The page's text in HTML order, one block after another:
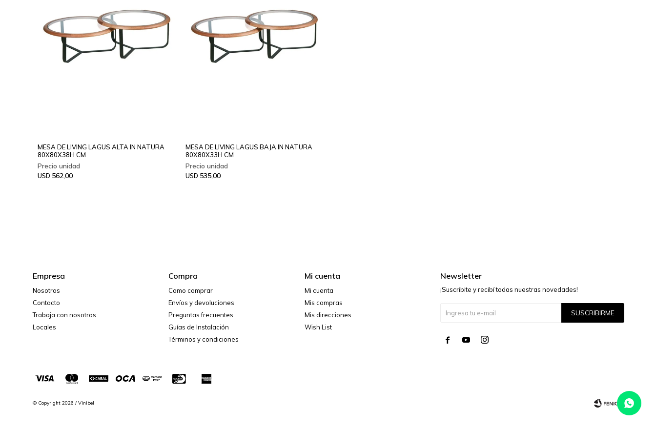
MESA DE LIVING LAGUS ALTA IN NATURA
80X80X38H CM
USD 562,00
MESA DE LIVING LAGUS BAJA IN NATURA
80X80X33H CM
USD 535,00
Empresa
Nosotros
Contacto
Trabaja con nosotros
Locales
Compra
Como comprar
Envíos y devoluciones
Preguntas frecuentes
Guías de Instalación
Términos y condiciones
Mi cuenta
Mi cuenta
Mis compras
Mis direcciones
Wish List
Newsletter
¡Suscribite y recibí todas nuestras novedades!
SUSCRIBIRME
  
© Copyright 2026 / Vinibel